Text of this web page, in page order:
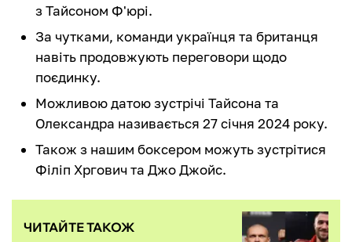
з Тайсоном Ф'юрі.
За чутками, команди українця та британця
навіть продовжують переговори щодо
поєдинку.
Можливою датою зустрічі Тайсона та
Олександра називається 27 січня 2024 року.
Також з нашим боксером можуть зустрітися
Філіп Хргович та Джо Джойс.
ЧИТАЙТЕ ТАКОЖ